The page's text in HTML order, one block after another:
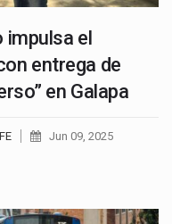
impulsa el
entrega de
en Galapa
Jun 09, 2025